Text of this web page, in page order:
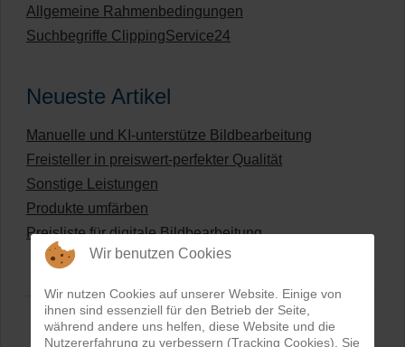
Allgemeine Rahmenbedingungen
Suchbegriffe ClippingService24
Neueste Artikel
Manuelle und KI-unterstütze Bildbearbeitung
Freisteller in preiswert-perfekter Qualität
Sonstige Leistungen
Produkte umfärben
Preisliste für digitale Bildbearbeitung
Wir benutzen Cookies
Wir nutzen Cookies auf unserer Website. Einige von
ihnen sind essenziell für den Betrieb der Seite,
während andere uns helfen, diese Website und die
Nutzererfahrung zu verbessern (Tracking Cookies). Sie